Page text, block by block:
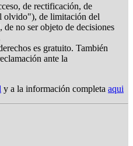
de rectificación, de
olvido"), de limitación del
no ser objeto de decisiones
es gratuito. También
ante la
y a la información completa aqui